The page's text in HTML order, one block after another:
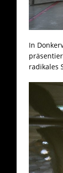
In
radikales